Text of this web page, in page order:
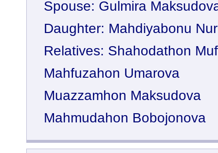
Spouse: Gulmira
Daughter: Mahdiyabonu
Relatives: Shahodathon
Mahfuzahon Umarova
Muazzamhon Maksudova
Mahmudahon Bobojonova